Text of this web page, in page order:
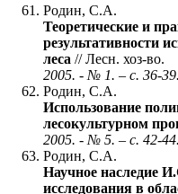
Родин, С.А.
Теоретические и
результативности
леса // Лесн. хоз-во.
2005. - № 1. – с. 36-
Родин, С.А.
Использование
лесокультурном
2005. - № 5. – с. 42-
Родин, С.А.
Научное наследие
исследования в